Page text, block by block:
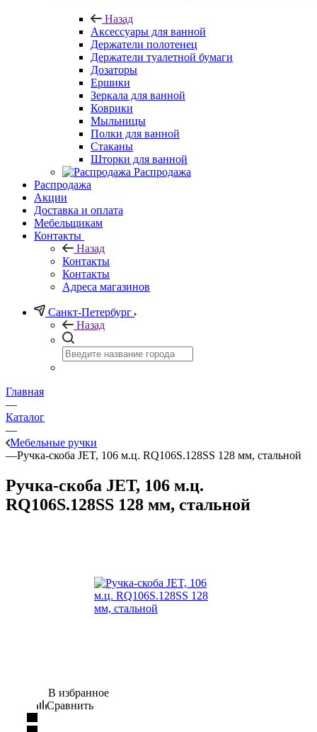
Назад
Аксессуары для ванной
Держатели полотенец
Держатели туалетной бумаги
Дозаторы
Ершики
Зеркала для ванной
Коврики
Мыльницы
Полки для ванной
Стаканы
Шторки для ванной
Распродажа
Распродажа
Акции
Доставка и оплата
Мебельщикам
Контакты
Назад
Контакты
Контакты
Адреса магазинов
Санкт-Петербург
Назад
Главная
—
Каталог
—
Мебельные ручки
—Ручка-скоба JET, 106 м.ц. RQ106S.128SS 128 мм, стальной
Ручка-скоба JET, 106 м.ц.
RQ106S.128SS 128 мм, стальной
В избранное
Сравнить